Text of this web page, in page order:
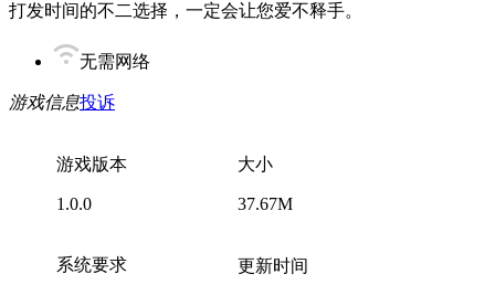
打发时间的不二选择，一定会让您爱不释手。
无需网络
游戏信息投诉
游戏版本
1.0.0
大小
37.67M
系统要求 更新时间